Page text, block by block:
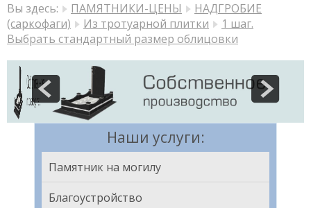
Вы здесь: ПАМЯТНИКИ-ЦЕНЫ
НАДГРОБИЕ
(саркофаги)
Из тротуарной плитки
1 шаг.
Выбрать стандартный размер облицовки
Наши услуги:
Памятник на могилу
Благоустройство